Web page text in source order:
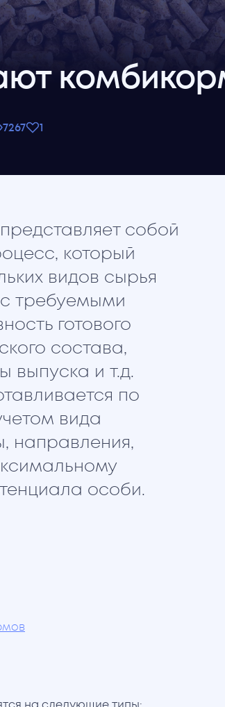
7267 1
собой
который
видов сырья
требуемыми
готового
состава,
выпуска и т.д.
по
вида
направления,
особи.